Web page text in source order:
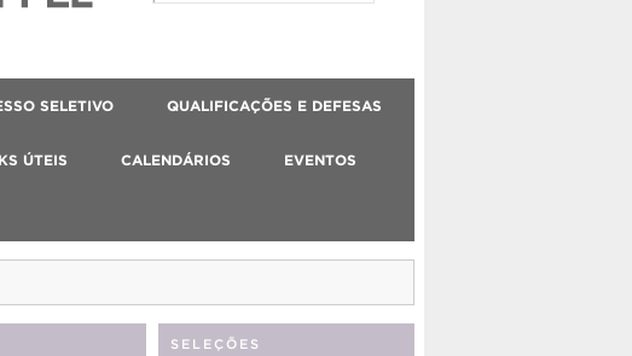
SELETIVO QUALIFICAÇÕES E DEFESAS
ÚTEIS CALENDÁRIOS EVENTOS
SELEÇÕES